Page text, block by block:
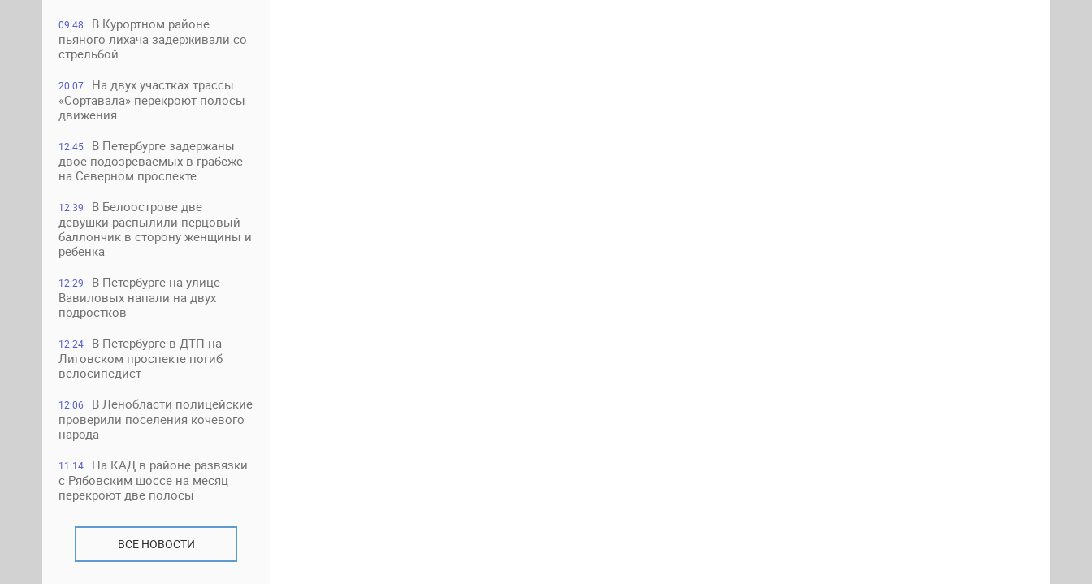
09:48
В Курортном районе
пьяного лихача задерживали со
стрельбой
20:07
На двух участках трассы
«Сортавала» перекроют полосы
движения
12:45
В Петербурге задержаны
двое подозреваемых в грабеже
на Северном проспекте
12:39
В Белоострове две
девушки распылили перцовый
баллончик в сторону женщины и
ребенка
12:29
В Петербурге на улице
Вавиловых напали на двух
подростков
12:24
В Петербурге в ДТП на
Лиговском проспекте погиб
велосипедист
12:06
В Ленобласти полицейские
проверили поселения кочевого
народа
11:14
На КАД в районе развязки
с Рябовским шоссе на месяц
перекроют две полосы
ВСЕ НОВОСТИ